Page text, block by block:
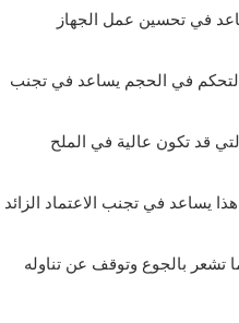
في تحسين عمل الجهاز
في الحجم يساعد في تجنب
قد تكون عالية في الملح
يساعد في تجنب الاعتماد الزائد
بالجوع وتوقف عن تناوله